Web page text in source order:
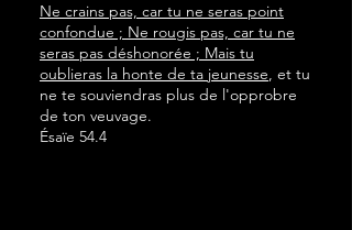
Ne crains pas, car tu ne seras point
confondue ; Ne rougis pas, car tu ne
seras pas déshonorée ; Mais tu
oublieras la honte de ta jeunesse, et tu
ne te souviendras plus de l'opprobre
de ton veuvage.
Ésaïe 54.4